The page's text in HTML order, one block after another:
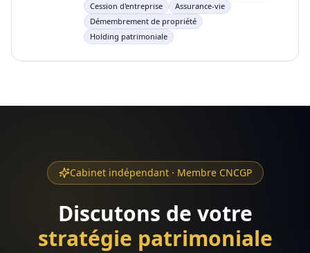
Cession d'entreprise
Assurance-vie
Démembrement de propriété
Holding patrimoniale
Cabinet indépendant · Membre CNCGP
Discutons de votre
stratégie patrimoniale